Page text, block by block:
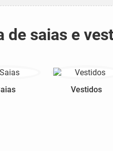
de saias e
Vestidos